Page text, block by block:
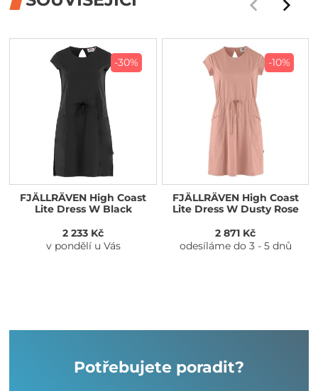
-30%
FJÄLLRÄVEN High Coast
Lite Dress W Black
2 233 Kč
v pondělí u Vás
-10%
FJÄLLRÄVEN High Coast
Lite Dress W Dusty Rose
2 871 Kč
odesíláme do 3 - 5 dnů
Potřebujete poradit?